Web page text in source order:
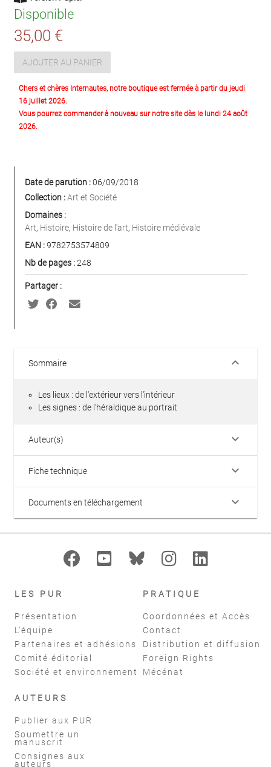
Disponible
35,00 €
AJOUTER AU PANIER
Chers et chères Internautes, notre boutique est fermée à partir du jeudi
16 juillet 2026.
Vous pourrez commander à nouveau sur notre site dès le lundi 24 août
2026.
Date de parution :06/09/2018
Collection :Art et Société
Domaines :
Art, Histoire, Histoire de l'art, Histoire médiévale
EAN :9782753574809
Nb de pages :248
Partager :
Sommaire keyboard_arrow_down
Les lieux : de l'extérieur vers l'intérieur
Les signes : de l'héraldique au portrait
Auteur(s) keyboard_arrow_down
Fiche technique keyboard_arrow_down
Documents en téléchargement keyboard_arrow_down
LES PUR
Présentation
L'équipe
Partenaires et adhésions
Comité éditorial
Société et environnement
PRATIQUE
Coordonnées et Accès
Contact
Distribution et diffusion
Foreign Rights
Mécénat
AUTEURS
Publier aux PUR
Soumettre un
manuscrit
Consignes aux
auteurs